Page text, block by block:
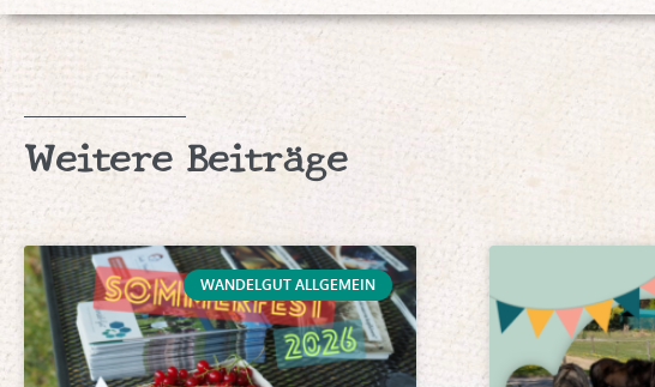
Weitere Beiträge
WANDELGUT ALLGEMEIN